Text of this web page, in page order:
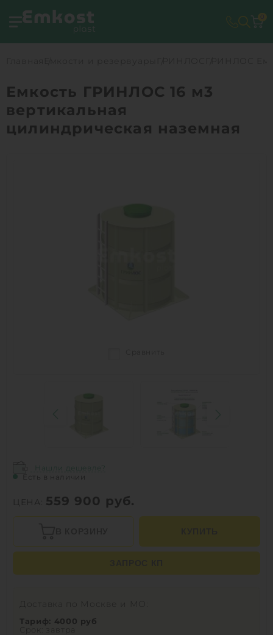
Емкость ГРИНЛОС 16 м3
вертикальная
цилиндрическая наземная
Нашли дешевле?
Есть в наличии
ЦЕНА: 559 900 руб.
Доставка по Москве и МО:
Тариф: 4000 руб
Срок: завтра